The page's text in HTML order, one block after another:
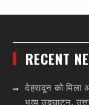
RECENT
देहरादून को मिला
भव्य उद्घाटन,